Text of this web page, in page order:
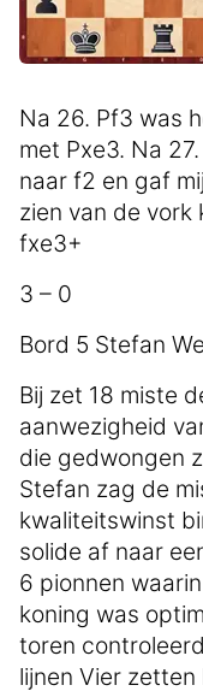
Na 26. Pf3 was
met Pxe3. Na
naar f2 en gaf
zien van de vork
fxe3+
3 – 0
Bord 5 Stefan
Bij zet 18 miste
aanwezigheid
die gedwongen
Stefan zag de
kwaliteitswinst
solide af naar
6 pionnen
koning was
toren
lijnen Vier